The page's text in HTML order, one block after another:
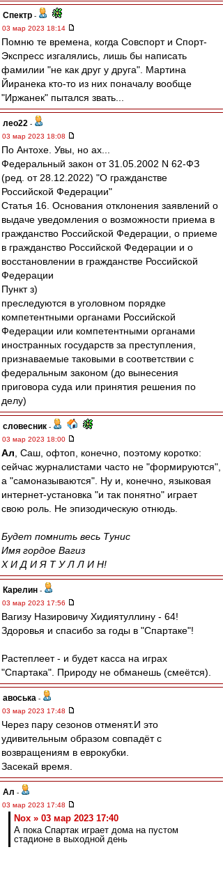
Спектр -
03 мар 2023 18:14
Помню те времена, когда Совспорт и Спорт-
Экспресс изгалялись, лишь бы написать
фамилии "не как друг у друга". Мартина
Йиранека кто-то из них поначалу вообще
"Иржанек" пытался звать...
лео22 -
03 мар 2023 18:08
По Антохе. Увы, но ах...
Федеральный закон от 31.05.2002 N 62-ФЗ
(ред. от 28.12.2022) "О гражданстве
Российской Федерации"
Статья 16. Основания отклонения заявлений о
выдаче уведомления о возможности приема в
гражданство Российской Федерации, о приеме
в гражданство Российской Федерации и о
восстановлении в гражданстве Российской
Федерации
Пункт з)
преследуются в уголовном порядке
компетентными органами Российской
Федерации или компетентными органами
иностранных государств за преступления,
признаваемые таковыми в соответствии с
федеральным законом (до вынесения
приговора суда или принятия решения по
делу)
словесник -
03 мар 2023 18:00
Ал , Саш, офтоп, конечно, поэтому коротко:
сейчас журналистами часто не "формируются",
а "самоназываются". Ну и, конечно, языковая
интернет-установка "и так понятно" играет
свою роль. Не эпизодическую отнюдь.
Будет помнить весь Тунис
Имя гордое Вагиз
Х И Д И Я Т У Л Л И Н!
Карелин -
03 мар 2023 17:56
Вагизу Назировичу Хидиятуллину - 64!
Здоровья и спасибо за годы в "Спартаке"!
Растеплеет - и будет касса на играх
"Спартака". Природу не обманешь (смеётся).
авоська -
03 мар 2023 17:48
Через пару сезонов отменят.И это
удивительным образом совпадёт с
возвращениям в еврокубки.
Засекай время.
Ал -
03 мар 2023 17:48
Nox » 03 мар 2023 17:40
А пока Спартак играет дома на пустом
стадионе в выходной день